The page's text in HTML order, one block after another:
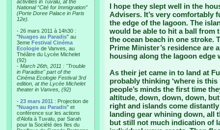
activities in Tuvalu, at the
National “Cité for Immigration”
(Porte Doree Palace in Paris
12e).
- 26 mars 2011 à 14h30 :
"Nuages au Paradis" au
3eme Festival Cinéma
Ecologie de Vanves, au
Théâtre du Lycée Michelet
(92)
- March 26th, 2011 : "Trouble
in Paradise" part of the
Cinéma Ecologie Festival 3rd
edition, at the Lycée Michelet
theater in Vanves, (92)
- 23 mars 2011 : Projection de
"Nuages au Paradis" et
conférence sur les actions
d'Alofa à Tuvalu, par Sarah
pour la Société des Iles du
I hope they slept well in the
Advisers. It’s very comfortably
the edge of the lagoon. The
would be able to hit a ball from
the ocean beach in one stroke.
Prime Minister’s residence
housing along the lagoon
As their jet came in to land at
probably thinking ‘where is
people’s minds the first time
altitude, down, down, down,
right and islands come
landing gear whining down, all
but still not much indication of